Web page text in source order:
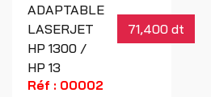
ADAPTABLE
LASERJET
HP 1300 /
HP 13
71,400 dt
Réf : 00002